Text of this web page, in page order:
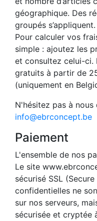
géographique. Des
groupés s’appliquent.
Pour calculer vos
simple : ajoutez les
et consultez celui-ci.
gratuits à partir de
(uniquement en
N'hésitez pas à
info@ebrconcept.be
Paiement
L'ensemble de nos
Le site
sécurisé SSL
confidentielles ne
sur nos serveurs,
sécurisée et cryptée